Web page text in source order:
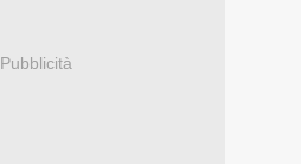
Pubblicità